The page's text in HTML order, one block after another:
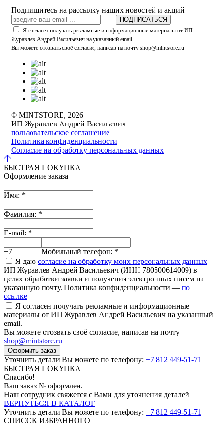
Подпишитесь на рассылку наших новостей и акций
ПОДПИСАТЬСЯ
Я согласен получать рекламные и информационные материалы от ИП
Журавлев Андрей Васильевич на указанный email.
Вы можете отозвать своё согласие, написав на почту shop@mintstore.ru
© MINTSTORE, 2026
ИП Журавлев Андрей Васильевич
пользовательское соглашение
Политика конфиденциальности
Согласие на обработку персональных данных
БЫСТРАЯ ПОКУПКА
Оформление заказа
Имя: *
Фамилия: *
E-mail: *
+7 Мобильный телефон: *
Я даю согласие на обработку моих персональных данных
ИП Журавлев Андрей Васильевич (ИНН 780500614009) в
целях обработки заявки и получения электронных писем на
указанную почту. Политика конфиденциальности — по
ссылке
Я согласен получать рекламные и информационные
материалы от ИП Журавлев Андрей Васильевич на указанный
email.
Вы можете отозвать своё согласие, написав на почту
shop@mintstore.ru
Оформить заказ
Уточнить детали Вы можете по телефону: +7 812 449-51-71
БЫСТРАЯ ПОКУПКА
Спасибо!
Ваш заказ № оформлен.
Наш сотрудник свяжется с Вами для уточнения деталей
ВЕРНУТЬСЯ В КАТАЛОГ
Уточнить детали Вы можете по телефону: +7 812 449-51-71
СПИСОК ИЗБРАННОГО